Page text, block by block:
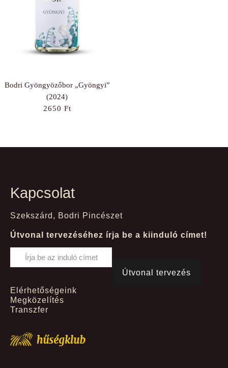
Bodri Gyöngyözőbor „Gyöngyi”
(2024)
2650 Ft
Kapcsolat
Szekszárd, Bodri Pincészet
Útvonal tervezéséhez írja be a kiinduló címet!
Elérhetőségeink
Megközelítés
Transzfer